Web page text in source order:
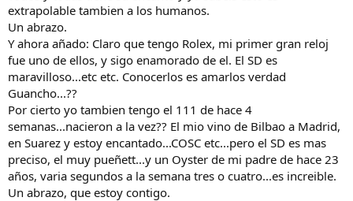
extrapolable tambien a los humanos.
Un abrazo.
Y ahora añado: Claro que tengo Rolex, mi primer gran reloj
fue uno de ellos, y sigo enamorado de el. El SD es
maravilloso...etc etc. Conocerlos es amarlos verdad
Guancho...??
Por cierto yo tambien tengo el 111 de hace 4
semanas...nacieron a la vez?? El mio vino de Bilbao a Madrid,
en Suarez y estoy encantado...COSC etc...pero el SD es mas
preciso, el muy pueñett...y un Oyster de mi padre de hace 23
años, varia segundos a la semana tres o cuatro...es increible.
Un abrazo, que estoy contigo.